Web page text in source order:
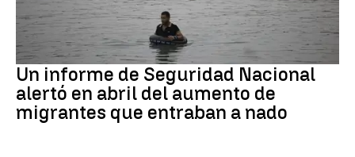
Ceuta
Un informe de Seguridad Nacional
alertó en abril del aumento de
migrantes que entraban a nado